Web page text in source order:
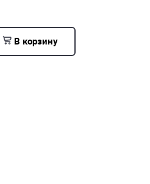
В корзину